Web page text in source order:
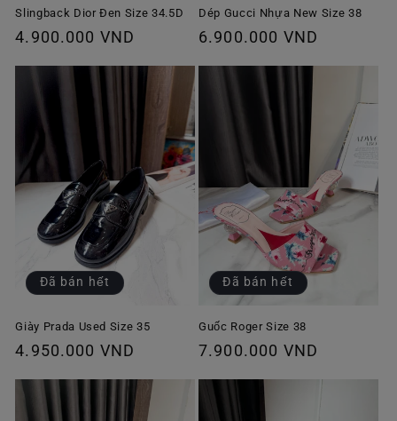
Slingback Dior Đen Size 34.5D
Giá
thường
4.900.000 VND
Dép Gucci Nhựa New Size 38
Giá
6.900.000 VND
Đã bán hết
Giày Prada Used Size 35
Giá
thường
4.950.000 VND
Đã bán hết
Guốc Roger Size 38
Giá
thường
7.900.000 VND